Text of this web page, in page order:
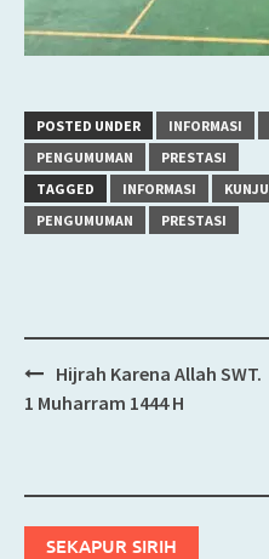
POSTED UNDER INFORMASI
PENGUMUMAN
PRESTASI
TAGGED
INFORMASI
PENGUMUMAN
PRESTASI
Post
Hijrah Karena Allah SWT.
1 Muharram 1444 H
SEKAPUR SIRIH